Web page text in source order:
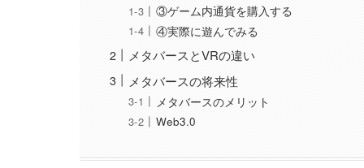
③ゲーム内通貨を購入する
④実際に遊んでみる
メタバースとVRの違い
メタバースの将来性
メタバースのメリット
Web3.0